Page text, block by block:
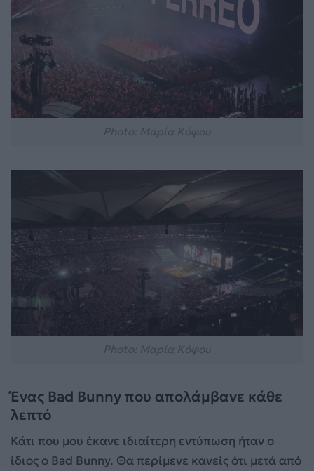
Ένας Bad Bunny που απολάμβανε κάθε
λεπτό
Κάτι που μου έκανε ιδιαίτερη εντύπωση ήταν ο
ίδιος ο Bad Bunny. Θα περίμενε κανείς ότι μετά από